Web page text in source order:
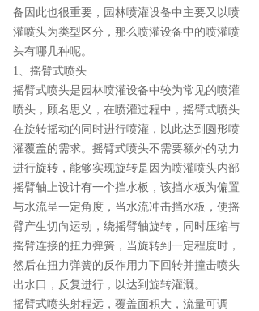
备因此也很重要，园林喷灌设备中主要又以喷
灌喷头为类型区分，那么喷灌设备中的喷灌喷
头有哪几种呢。
1、摇臂式喷头
摇臂式喷头是园林喷灌设备中较为常见的喷灌
喷头，顾名思义，在喷灌过程中，摇臂式喷头
在旋转摇动的同时进行喷灌，以此达到圆形喷
灌覆盖的需求。摇臂式喷头不需要额外的动力
进行旋转，能够实现旋转是因为喷灌喷头内部
摇臂轴上设计有一个挡水板，该挡水板为偏置
与水流呈一定角度，当水流冲击挡水板，使摇
臂产生切向运动，绕摇臂轴旋转，同时压缩与
摇臂连接的扭力弹簧，当旋转到一定程度时，
然后在扭力弹簧的反作用力下回转并撞击喷头
出水口，反复进行，以达到旋转灌溉。
摇臂式喷头射程远，覆盖面积大，流量可调